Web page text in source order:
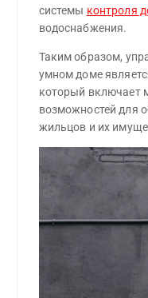
системы контроля
водоснабжения.
Таким образом,
умном доме
который включает
возможностей для
жильцов и их